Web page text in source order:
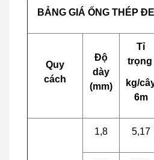
BẢNG GIÁ ỐNG THÉP
Quy
cách
Độ
dày
(mm)
Tỉ
trọng
kg/
6m
1,8 5,17